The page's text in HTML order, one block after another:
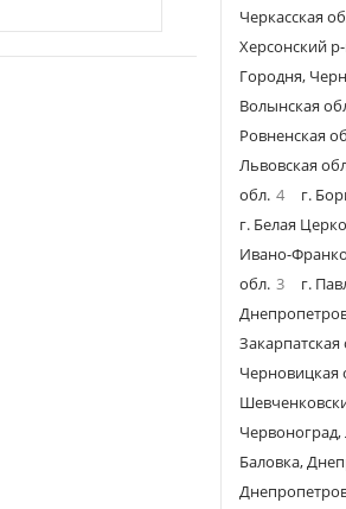
Черкасская
Херсонский
Городня,
Волынская
Ровненская
Львовская
обл. 4 г.
г. Белая
Ивано-
обл. 3
г.
Закарпатская
Черновицкая
Червоноград,
Баловка,